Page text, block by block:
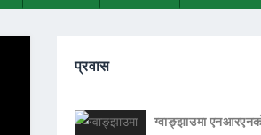
प्रवास
ग्वाङ्झाउमा